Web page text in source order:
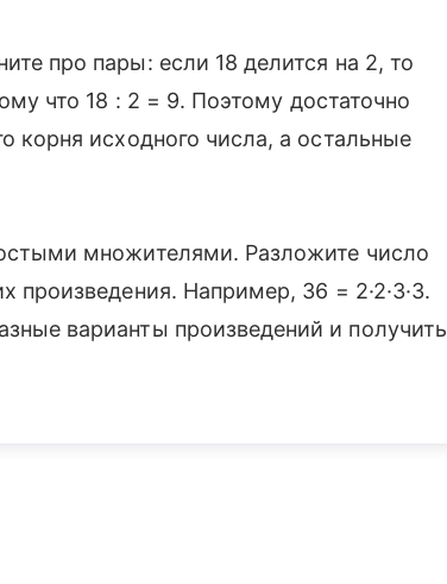
про пары: если 18 делится на 2, то
что 18 : 2 = 9. Поэтому достаточно
корня исходного числа, а остальные
множителями. Разложите число
произведения. Например, 36 = 2·2·3·3.
варианты произведений и получить